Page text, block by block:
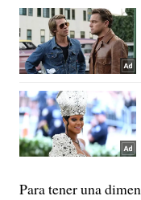
Para tener una